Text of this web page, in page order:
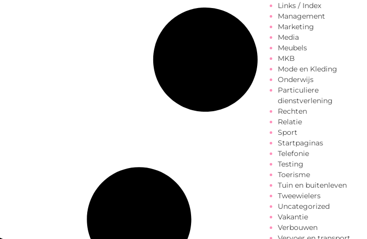
Links / Index
Management
Marketing
Media
Meubels
MKB
Mode en Kleding
Onderwijs
Particuliere
dienstverlening
Rechten
Relatie
Sport
Startpaginas
Telefonie
Testing
Toerisme
Tuin en buitenleven
Tweewielers
Uncategorized
Vakantie
Verbouwen